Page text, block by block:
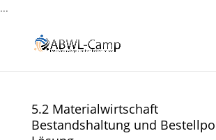
...
5.2 Materialwirtschaft
Bestandshaltung und